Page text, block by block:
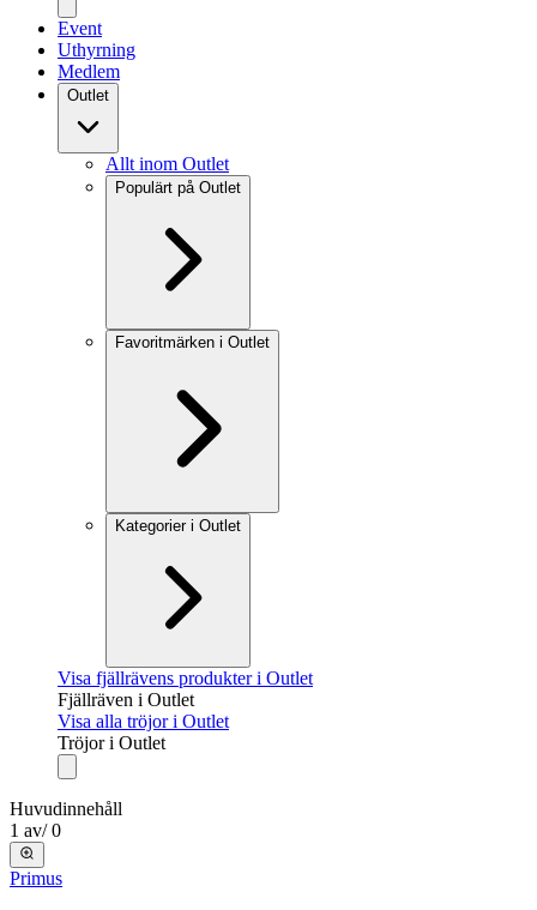
Event
Uthyrning
Medlem
Outlet
Allt inom Outlet
Populärt på Outlet
Favoritmärken i Outlet
Kategorier i Outlet
Visa fjällrävens produkter i Outlet
Fjällräven i Outlet
Visa alla tröjor i Outlet
Tröjor i Outlet
Huvudinnehåll
1 av/ 0
Primus